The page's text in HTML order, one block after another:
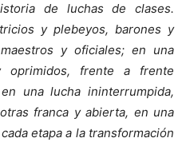
de luchas de clases.
y plebeyos, barones y
y oficiales; en una
oprimidos, frente a frente
una lucha ininterrumpida,
franca y abierta, en una
etapa a la transformación